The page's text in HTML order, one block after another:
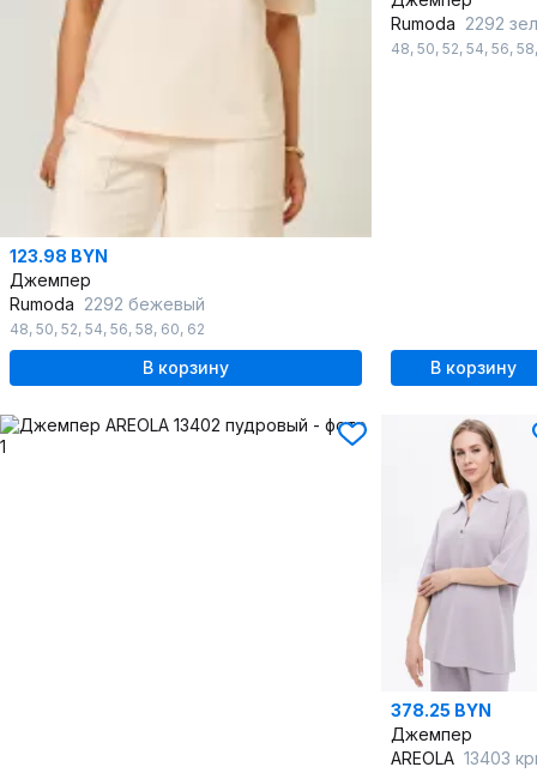
123.98 BYN
Джемпер
Rumoda 2292 бежевый
48, 50, 52, 54, 56, 58, 60, 62
В корзину
Rumoda 2292
48, 50, 52, 54, 56, 58
В корзину
378.25 BYN
Джемпер
AREOLA 13403